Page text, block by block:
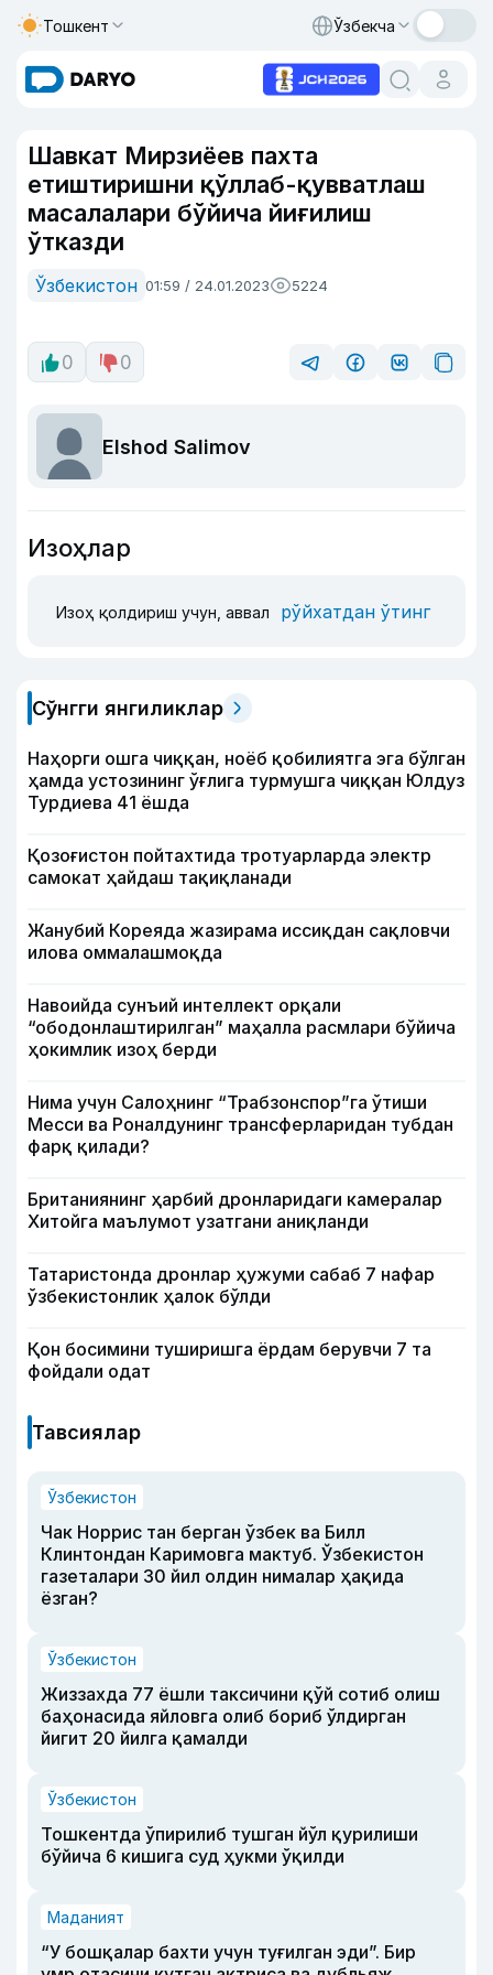
Тошкент Ўзбекча
Шавкат Мирзиёев пахта
етиштиришни қўллаб-қувватлаш
масалалари бўйича йиғилиш
ўтказди
Ўзбекистон 01:59 / 24.01.2023 5224
0 0
Elshod Salimov
Изоҳлар
Изоҳ қолдириш учун, аввал рўйхатдан ўтинг
Сўнгги янгиликлар
Наҳорги ошга чиққан, ноёб қобилиятга эга бўлган
ҳамда устозининг ўғлига турмушга чиққан Юлдуз
Турдиева 41 ёшда
Қозоғистон пойтахтида тротуарларда электр
самокат ҳайдаш тақиқланади
Жанубий Кореяда жазирама иссиқдан сақловчи
илова оммалашмоқда
Навоийда сунъий интеллект орқали
“ободонлаштирилган” маҳалла расмлари бўйича
ҳокимлик изоҳ берди
Нима учун Салоҳнинг “Трабзонспор”га ўтиши
Месси ва Роналдунинг трансферларидан тубдан
фарқ қилади?
Британиянинг ҳарбий дронларидаги камералар
Хитойга маълумот узатгани аниқланди
Татаристонда дронлар ҳужуми сабаб 7 нафар
ўзбекистонлик ҳалок бўлди
Қон босимини туширишга ёрдам берувчи 7 та
фойдали одат
Тавсиялар
Ўзбекистон
Чак Норрис тан берган ўзбек ва Билл
Клинтондан Каримовга мактуб. Ўзбекистон
газеталари 30 йил олдин нималар ҳақида
ёзган?
Ўзбекистон
Жиззахда 77 ёшли таксичини қўй сотиб олиш
баҳонасида яйловга олиб бориб ўлдирган
йигит 20 йилга қамалди
Ўзбекистон
Тошкентда ўпирилиб тушган йўл қурилиши
бўйича 6 кишига суд ҳукми ўқилди
Маданият
“У бошқалар бахти учун туғилган эди”. Бир